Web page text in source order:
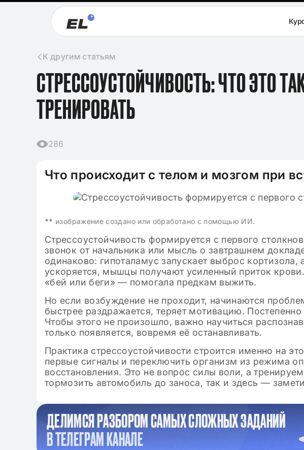
К другим статьям
СТРЕССОУСТОЙЧИВОСТЬ: ЧТО ЭТО
ТРЕНИРОВАТЬ
286
Что происходит с телом и мозгом при
** изображение создано или обработано с помощью ИИ.
Стрессоустойчивость формируется с первого
звонок от начальника или мысль о завтрашнем
одинаково: гипоталамус запускает выброс кортизола,
ускоряется, мышцы получают усиленный приток
«бей или беги» — помогала предкам выжить.
Но если возбуждение не проходит, начинаются
быстрее раздражается, теряет мотивацию.
Чтобы этого не произошло, важно научиться
только появляется, вовремя её останавливать.
Практика стрессоустойчивости строится именно на
первые сигналы и переключить организм из режима
восстановления. Это не вопрос силы воли, а
тормозить автомобиль до заноса, так и здесь —
ДЕЛИМСЯ РАЗБОРОМ САМЫХ СЛОЖНЫХ ЗАДАНИЙ
В ТЕЛЕГРАМ КАНАЛЕ
09.11.2024 Просмотров: 144 960
2024-2025 по литературе в 11